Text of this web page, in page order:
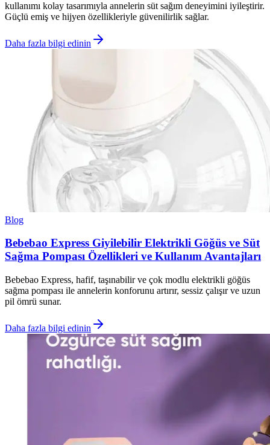
kullanımı kolay tasarımıyla annelerin süt sağım deneyimini iyileştirir.
Güçlü emiş ve hijyen özellikleriyle güvenilirlik sağlar.
Daha fazla bilgi edinin
Blog
Bebebao Express Giyilebilir Elektrikli Göğüs ve Süt
Sağma Pompası Özellikleri ve Kullanım Avantajları
Bebebao Express, hafif, taşınabilir ve çok modlu elektrikli göğüs
sağma pompası ile annelerin konforunu artırır, sessiz çalışır ve uzun
pil ömrü sunar.
Daha fazla bilgi edinin